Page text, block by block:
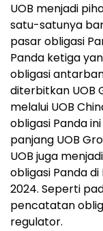
UOB menjadi
satu-satunya
pasar obligasi
Panda ketiga
obligasi
diterbitkan UOB
melalui UOB
obligasi Panda
panjang UOB
UOB juga
obligasi Panda
2024. Seperti
pencatatan
regulator.